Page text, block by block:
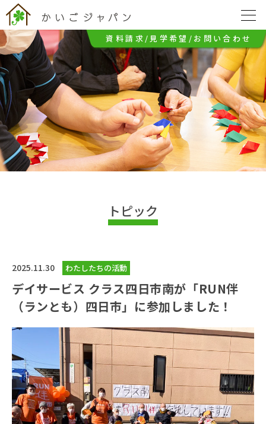
資料請求/見学希望/お問い合わせ
メールアドレス
お問い合わせ ※資料請求・見学希望の方はご興味を持ってい
ただいた理由などをご記入ください。
トピック
2025.11.30 わたしたちの活動
デイサービス クラス四日市南が「RUN伴
（ランとも）四日市」に参加しました！